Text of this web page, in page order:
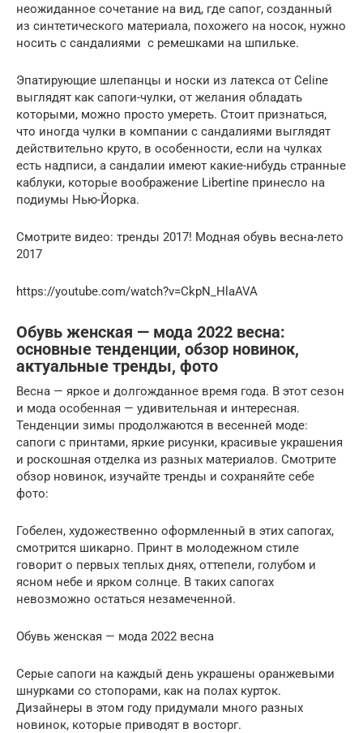
неожиданное сочетание на вид, где сапог, созданный
из синтетического материала, похожего на носок, нужно
носить с сандалиями с ремешками на шпильке.
Эпатирующие шлепанцы и носки из латекса от Celine
выглядят как сапоги-чулки, от желания обладать
которыми, можно просто умереть. Стоит признаться,
что иногда чулки в компании с сандалиями выглядят
действительно круто, в особенности, если на чулках
есть надписи, а сандалии имеют какие-нибудь странные
каблуки, которые воображение Libertine принесло на
подиумы Нью-Йорка.
Смотрите видео: тренды 2017! Модная обувь весна-лето
2017
https://youtube.com/watch?v=CkpN_HlaAVA
Обувь женская — мода 2022 весна:
основные тенденции, обзор новинок,
актуальные тренды, фото
Весна — яркое и долгожданное время года. В этот сезон
и мода особенная — удивительная и интересная.
Тенденции зимы продолжаются в весенней моде:
сапоги с принтами, яркие рисунки, красивые украшения
и роскошная отделка из разных материалов. Смотрите
обзор новинок, изучайте тренды и сохраняйте себе
фото:
Гобелен, художественно оформленный в этих сапогах,
смотрится шикарно. Принт в молодежном стиле
говорит о первых теплых днях, оттепели, голубом и
ясном небе и ярком солнце. В таких сапогах
невозможно остаться незамеченной.
Обувь женская — мода 2022 весна
Серые сапоги на каждый день украшены оранжевыми
шнурками со стопорами, как на полах курток.
Дизайнеры в этом году придумали много разных
новинок, которые приводят в восторг.